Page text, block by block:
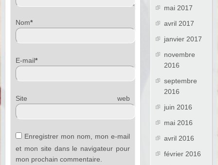
Nom*
E-mail*
Site web
Enregistrer mon nom, mon e-mail
et mon site dans le navigateur pour
mon prochain commentaire.
mai 2017
avril 2017
janvier 2017
novembre
2016
septembre
2016
juin 2016
mai 2016
avril 2016
février 2016